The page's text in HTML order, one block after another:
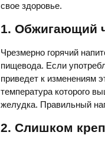
свое здоровье.
1. Обжигающий
Чрезмерно горячий
пищевода. Если
приведет к изменениям
температура которого
желудка. Правильный
2. Слишком